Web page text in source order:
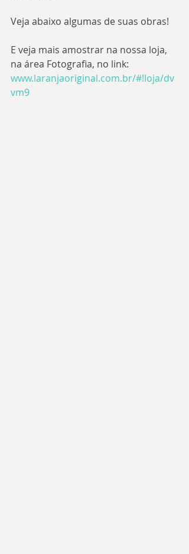
Veja abaixo algumas de suas obras!
E veja mais amostrar na nossa loja,
na área Fotografia, no link:
www.laranjaoriginal.com.br/#!loja/dv
vm9